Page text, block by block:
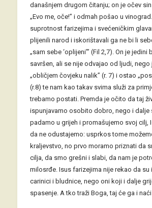
današnjem drugom čitanju; on je očev
„Evo me, oče!” i odmah pošao u
suprotnost farizejima i svećeničkim
plijenili narod i iskorištavali ga ne bi li
„sam sebe ‘oplijeni’” (Fil 2,7). On je jedini
savršen, ali se nije odvajao od ljudi,
„obličjem čovjeku nalik” (r. 7) i ostao
(r.8) te nam kao takav svima služi za
trebamo postati. Premda je očito da taj
ispunjavamo osobito dobro, nego i dalje
padamo u grijeh i promašujemo svoj cilj,
da ne odustajemo: usprkos tome
kraljevstvo, no prvo moramo priznati da
cilja, da smo grešni i slabi, da nam je
milosrđe. Isus farizejima nije rekao da su
carinici i bludnice, nego oni koji i dalje
spasenje. A tko traži Boga, taj će ga i naći